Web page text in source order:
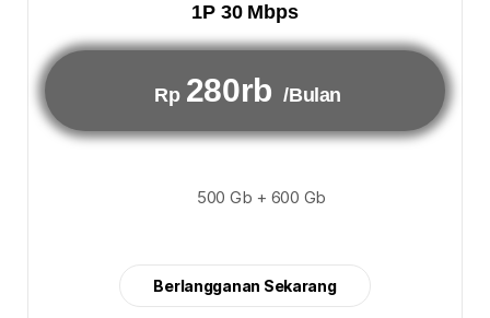
1P 30 Mbps
Rp 280rb /Bulan
500 Gb + 600 Gb
Berlangganan Sekarang